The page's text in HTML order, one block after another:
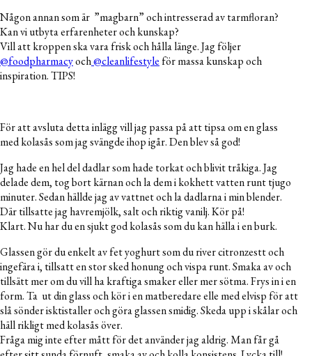
Någon annan som är ”magbarn” och intresserad av tarmfloran?
Kan vi utbyta erfarenheter och kunskap?
Vill att kroppen ska vara frisk och hålla länge. Jag följer
@foodpharmacyoch@cleanlifestyleför massa kunskap och
inspiration. TIPS!
För att avsluta detta inlägg vill jag passa på att tipsa om en glass
med kolasås som jag svängde ihop igår. Den blev så god!
Jag hade en hel del dadlar som hade torkat och blivit tråkiga. Jag
delade dem, tog bort kärnan och la dem i kokhett vatten runt tjugo
minuter. Sedan hällde jag av vattnet och la dadlarna i min blender.
Där tillsatte jag havremjölk, salt och riktig vanilj. Kör på!
Klart. Nu har du en sjukt god kolasås som du kan hälla i en burk.
Glassen gör du enkelt av fet yoghurt som du river citronzestt och
ingefära i, tillsatt en stor sked honung och vispa runt. Smaka av och
tillsätt mer om du vill ha kraftiga smaker eller mer sötma. Frys in i en
form. Ta ut din glass och kör i en matberedare elle med elvisp för att
slå sönder isktistaller och göra glassen smidig. Skeda upp i skålar och
häll rikligt med kolasås över.
Fråga mig inte efter mått för det använder jag aldrig. Man får gå